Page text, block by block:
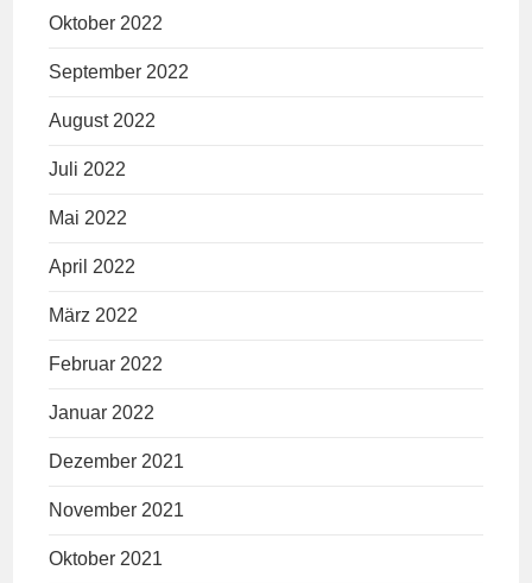
Oktober 2022
September 2022
August 2022
Juli 2022
Mai 2022
April 2022
März 2022
Februar 2022
Januar 2022
Dezember 2021
November 2021
Oktober 2021